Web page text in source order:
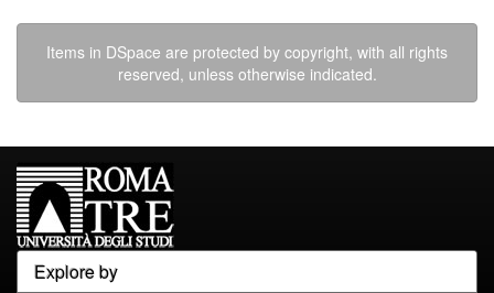
Items in DSpace are protected by copyright, with all rights
reserved, unless otherwise indicated.
Explore by